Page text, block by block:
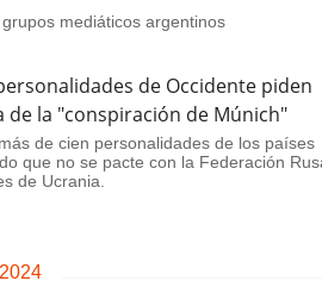
Fotos
Video
Releases
mediáticos argentinos
de Occidente piden
de la "conspiración de Múnich"
de cien personalidades de los países
que no se pacte con la Federación
de Ucrania.